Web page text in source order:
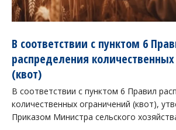
В соответствии с пунктом 6
распределения
(квот)
В соответствии с пунктом 6 Правил
количественных ограничений (квот),
Приказом Министра сельского